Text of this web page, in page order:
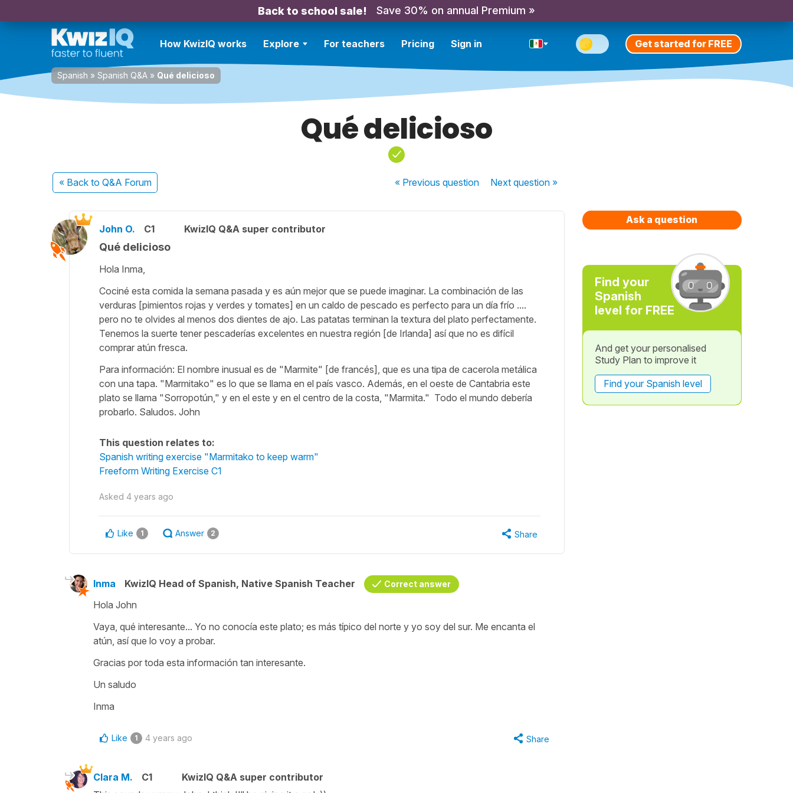
Back to school sale! Save 30% on annual Premium »
How KwizIQ works Explore For teachers Pricing Sign in Get started for FREE
Spanish » Spanish Q&A » Qué delicioso
Qué delicioso
« Back to Q&A Forum « Previousquestion Nextquestion »
John O. C1 KwizIQ Q&A super contributor
Qué delicioso
Hola Inma,
Cociné esta comida la semana pasada y es aún mejor que se puede imaginar. La combinación de las
verduras [pimientos rojas y verdes y tomates] en un caldo de pescado es perfecto para un día frío ....
pero no te olvides al menos dos dientes de ajo. Las patatas terminan la textura del plato perfectamente.
Tenemos la suerte tener pescaderías excelentes en nuestra región [de Irlanda] así que no es difícil
comprar atún fresca.
Para información: El nombre inusual es de "Marmite" [de francés], que es una tipa de cacerola metálica
con una tapa. "Marmitako" es lo que se llama en el país vasco. Además, en el oeste de Cantabria este
plato se llama "Sorropotún," y en el este y en el centro de la costa, "Marmita." Todo el mundo debería
probarlo. Saludos. John
This question relates to:
Spanish writing exercise "Marmitako to keep warm"
Freeform Writing Exercise C1
Asked 4 years ago
Like 1 Answer 2 Share
Inma KwizIQ Head of Spanish, Native Spanish Teacher Correct answer
Hola John
Vaya, qué interesante... Yo no conocía este plato; es más típico del norte y yo soy del sur. Me encanta el
atún, así que lo voy a probar.
Gracias por toda esta información tan interesante.
Un saludo
Inma
Like 1 4 years ago Share
Clara M. C1
KwizIQ Q&A super contributor
Ask a question
Find your
Spanish
level for FREE
And get your personalised
Study Plan to improve it
Find your Spanish level